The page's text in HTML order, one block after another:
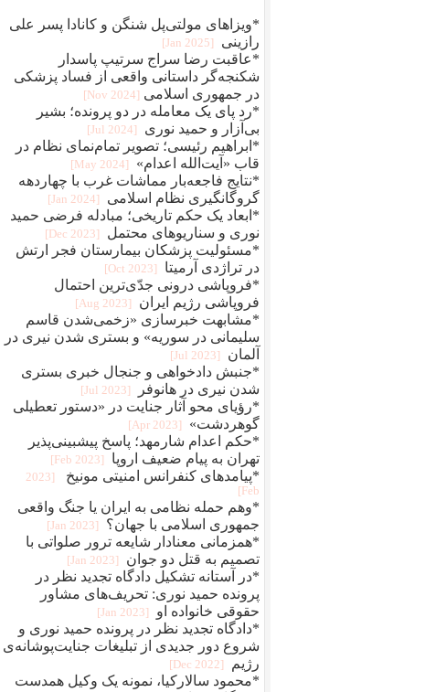
*ویزا‌های مولتی‌پل شنگن و کانادا پسر علی
رازینی
[2025 Jan]
*عاقبت رضا سراج سرتيپ پاسدار
شکنجه‌گر داستانی واقعی از فساد پزشکی
در جمهوری اسلامی [2024 Nov]
*رد پای یک معامله در دو پرونده؛ بشیر
بی‌آزار و حمید نوری
[2024 Jul]
*ابراهیم رئیسی؛ تصویر تمام‌نمای نظام در
قاب «آیت‌الله اعدام»
[2024 May]
*نتایج فاجعه‌بار مماشات غرب با چهاردهه
گروگانگیری نظام اسلامی
[2024 Jan]
*ابعاد یک حکم تاریخی؛ مبادله فرضی حمید
نوری و سناریوهای محتمل
[2023 Dec]
*مسئولیت پزشکان بیمارستان فجر ارتش
در تراژدی آرمیتا
[2023 Oct]
*فروپاشی درونی جدّی‌ترین احتمال
فروپاشی رژیم ایران
[2023 Aug]
*مشابهت خبرسازی «زخمی‌شدن قاسم
سلیمانی در سوریه» و بستری شدن نیری در
آلمان
[2023 Jul]
*جنبش دادخواهی و جنجال خبری بستری
شدن نیری در هانوفر
[2023 Jul]
*رؤیای محو آثار جنایت در «دستور تعطیلی
گوهردشت»
[2023 Apr]
*حکم اعدام شارمهد؛ پاسخ پیشبینی‌پذیر
تهران به پیام ضعیف اروپا
[2023 Feb]
*پیامدهای کنفرانس امنیتی مونیخ
[2023
Feb]
*وهم حمله نظامی به ایران یا جنگ واقعی
جمهوری اسلامی با جهان؟
[2023 Jan]
*همزمانی معنادار شایعه ترور صلواتی با
تصمیم به قتل دو جوان
[2023 Jan]
*در آستانه تشکیل دادگاه تجدید نظر در
پرونده حمید نوری: تحریف‌های مشاور
حقوقی خانواده او
[2023 Jan]
*دادگاه تجدید نظر در پرونده حمید نوری و
شروع دور جدیدی از تبلیغات جنایت‌پوشانه‌ی
رژیم
[2022 Dec]
*محمود سالارکیا، نمونه یک وکیل همدست